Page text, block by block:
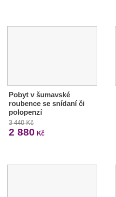
Pobyt v šumavské
roubence se snídaní či
polopenzí
3 440 Kč
2 880 Kč